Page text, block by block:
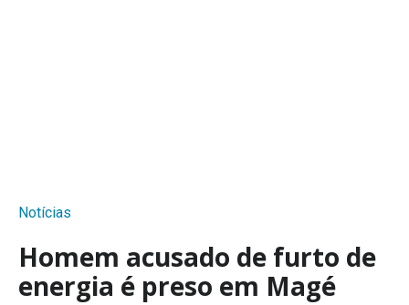
Notícias
Homem acusado de furto de
energia é preso em Magé